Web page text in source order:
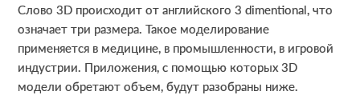
Слово 3D происходит от английского 3 dimentional, что
означает три размера. Такое моделирование
применяется в медицине, в промышленности, в игровой
индустрии. Приложения, с помощью которых 3D
модели обретают объем, будут разобраны ниже.